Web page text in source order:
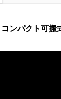
コンパクト可